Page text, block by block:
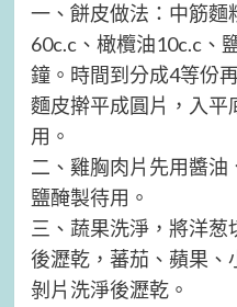
一、餅皮做法：中筋麵
60c.c、橄欖油10c.c、
鐘。時間到分成4等份
麵皮擀平成圓片，入平
用。
二、雞胸肉片先用醬油
鹽醃製待用。
三、蔬果洗淨，將洋
後瀝乾，蕃茄、蘋果、
剝片洗淨後瀝乾。